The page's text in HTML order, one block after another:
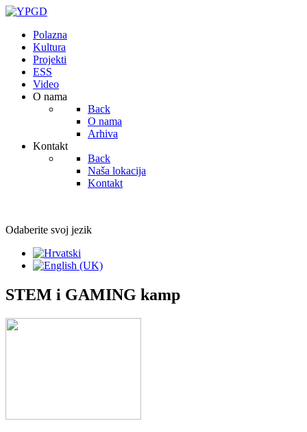
Polazna
Kultura
Projekti
ESS
Video
O nama
Back
O nama
Arhiva
Kontakt
Back
Naša lokacija
Kontakt
Odaberite svoj jezik
STEM i GAMING kamp